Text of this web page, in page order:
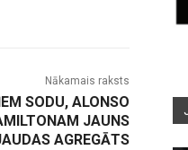
Nākamais raksts
SODU, ALONSO
JAUNS
AGREGĀTS